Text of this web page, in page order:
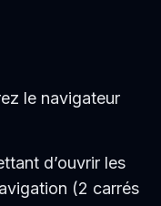
le navigateur
d’ouvrir les
(2 carrés